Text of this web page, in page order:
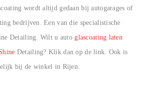
wordt altijd gedaan bij autogarages of
bedrijven. Een van die specialistische
Detailing. Wilt u autoglascoating laten
Detailing? Klik dan op de link. Ook is
bij de winkel in Rijen.